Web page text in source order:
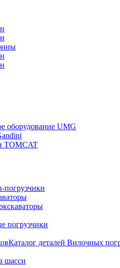
оборудование UMG
TOMCAT
погрузчики
погрузчики
Каталог деталей Вилочных
шасси